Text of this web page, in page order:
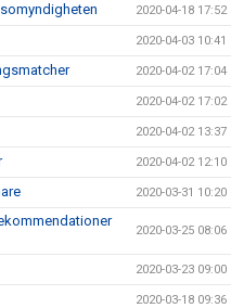
2020-04-18 17:52
2020-04-03 10:41
2020-04-02 17:04
2020-04-02 17:02
2020-04-02 13:37
2020-04-02 12:10
2020-03-31 10:20
2020-03-25 08:06
2020-03-23 09:00
2020-03-18 09:36